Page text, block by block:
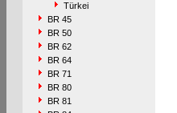
Türkei
BR 45
BR 50
BR 62
BR 64
BR 71
BR 80
BR 81